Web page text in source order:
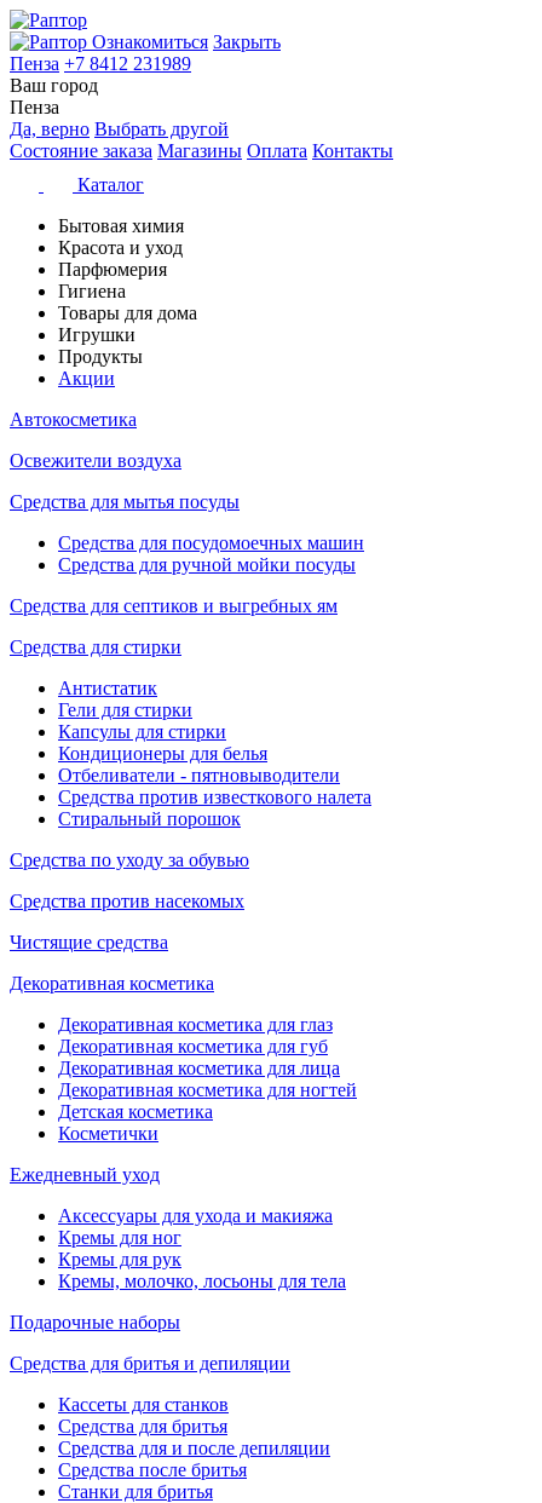
Ознакомиться Закрыть
Пенза +7 8412 231989
Ваш город
Пенза
Да, верно Выбрать другой
Состояние заказа Магазины Оплата Контакты
Каталог
Бытовая химия
Красота и уход
Парфюмерия
Гигиена
Товары для дома
Игрушки
Продукты
Акции
Автокосметика
Освежители воздуха
Средства для мытья посуды
Средства для посудомоечных машин
Средства для ручной мойки посуды
Средства для септиков и выгребных ям
Средства для стирки
Антистатик
Гели для стирки
Капсулы для стирки
Кондиционеры для белья
Отбеливатели - пятновыводители
Средства против известкового налета
Стиральный порошок
Средства по уходу за обувью
Средства против насекомых
Чистящие средства
Декоративная косметика
Декоративная косметика для глаз
Декоративная косметика для губ
Декоративная косметика для лица
Декоративная косметика для ногтей
Детская косметика
Косметички
Ежедневный уход
Аксессуары для ухода и макияжа
Кремы для ног
Кремы для рук
Кремы, молочко, лосьоны для тела
Подарочные наборы
Средства для бритья и депиляции
Кассеты для станков
Средства для бритья
Средства для и после депиляции
Средства после бритья
Станки для бритья